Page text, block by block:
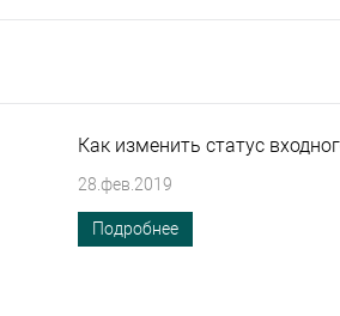
Как изменить статус
28.фев.2019
Подробнее